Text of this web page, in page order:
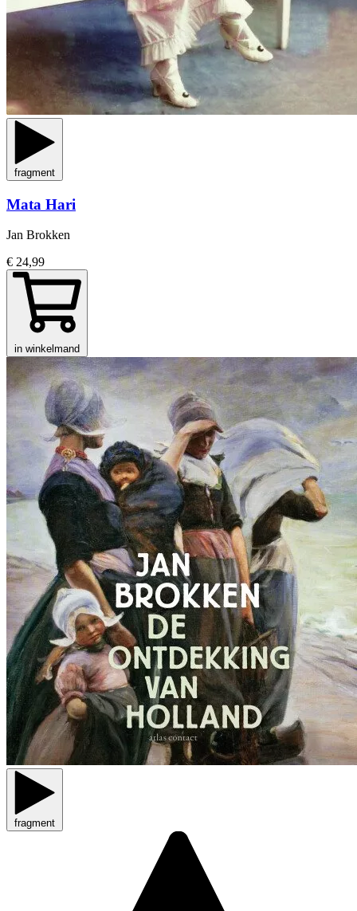
fragment
Mata Hari
Jan Brokken
€ 24,99
in winkelmand
fragment